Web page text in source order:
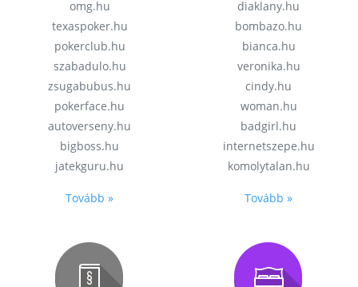
omg.hu
texaspoker.hu
pokerclub.hu
szabadulo.hu
zsugabubus.hu
pokerface.hu
autoverseny.hu
bigboss.hu
jatekguru.hu
Tovább »
diaklany.hu
bombazo.hu
bianca.hu
veronika.hu
cindy.hu
woman.hu
badgirl.hu
internetszepe.hu
komolytalan.hu
Tovább »